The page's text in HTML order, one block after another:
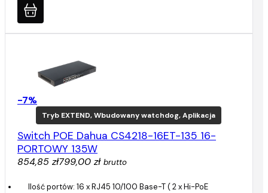
-7%
Tryb EXTEND, Wbudowany watchdog, Aplikacja
Switch POE Dahua CS4218-16ET-135 16-
PORTOWY 135W
854,85 zł799,00 zł brutto
Ilość portów: 16 x RJ45 10/100 Base-T ( 2 x Hi-PoE